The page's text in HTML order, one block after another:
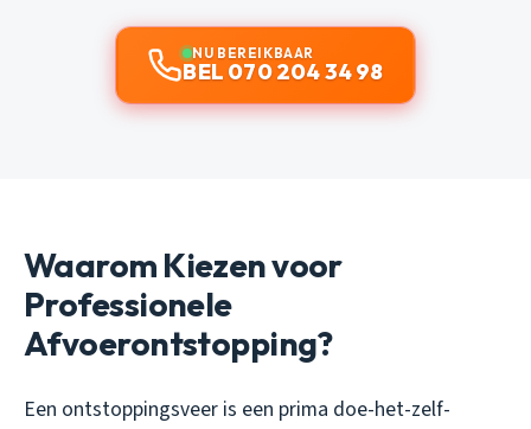
NU BEREIKBAAR
BEL 070 204 34 98
Waarom Kiezen voor
Professionele
Afvoerontstopping?
Een ontstoppingsveer is een prima doe-het-zelf-